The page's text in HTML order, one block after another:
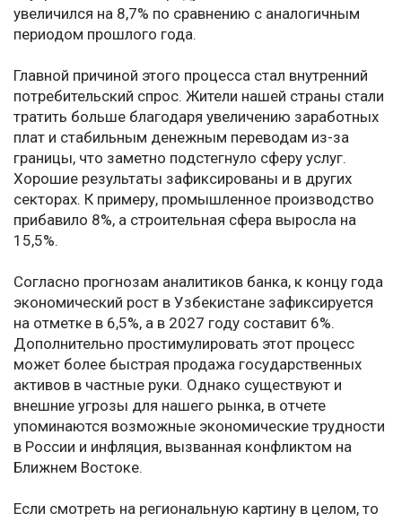
увеличился на 8,7% по сравнению с аналогичным
периодом прошлого года.
Главной причиной этого процесса стал внутренний
потребительский спрос. Жители нашей страны стали
тратить больше благодаря увеличению заработных
плат и стабильным денежным переводам из-за
границы, что заметно подстегнуло сферу услуг.
Хорошие результаты зафиксированы и в других
секторах. К примеру, промышленное производство
прибавило 8%, а строительная сфера выросла на
15,5%.
Согласно прогнозам аналитиков банка, к концу года
экономический рост в Узбекистане зафиксируется
на отметке в 6,5%, а в 2027 году составит 6%.
Дополнительно простимулировать этот процесс
может более быстрая продажа государственных
активов в частные руки. Однако существуют и
внешние угрозы для нашего рынка, в отчете
упоминаются возможные экономические трудности
в России и инфляция, вызванная конфликтом на
Ближнем Востоке.
Если смотреть на региональную картину в целом, то